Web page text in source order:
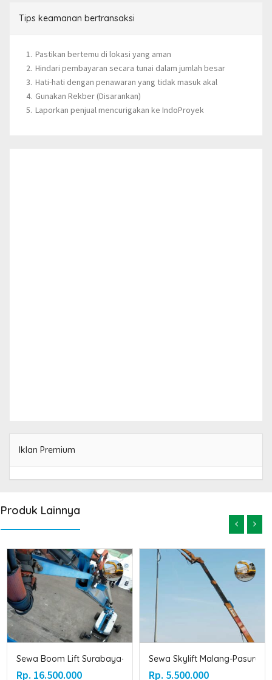
Tips keamanan bertransaksi
Pastikan bertemu di lokasi yang aman
Hindari pembayaran secara tunai dalam jumlah besar
Hati-hati dengan penawaran yang tidak masuk akal
Gunakan Rekber (Disarankan)
Laporkan penjual mencurigakan ke IndoProyek
Iklan Premium
Produk Lainnya
Tuban-...
Sewa Boom Lift Surabaya-Gresik-Sido...
Rp. 16.500.000
Sewa Skylift Malang-
Rp. 5.500.000